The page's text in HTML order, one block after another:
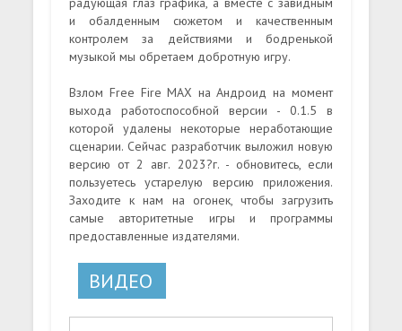
и обалденным сюжетом и качественным
контролем за действиями и бодренькой
музыкой мы обретаем добротную игру.
Взлом Free Fire MAX на Андроид на момент
выхода работоспособной версии - 0.1.5 в
которой удалены некоторые неработающие
сценарии. Сейчас разработчик выложил новую
версию от 2 авг. 2023?г. - обновитесь, если
пользуетесь устарелую версию приложения.
Заходите к нам на огонек, чтобы загрузить
самые авторитетные игры и программы
предоставленные издателями.
ВИДЕО